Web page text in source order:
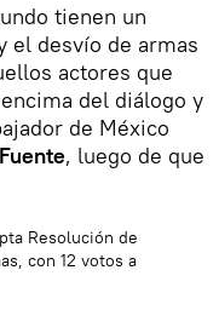
tienen un
el desvío de armas
actores que
del diálogo y
de México
, luego de que
Resolución de
con 12 votos a